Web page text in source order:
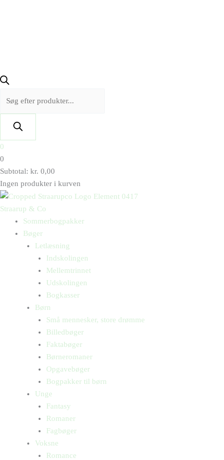
0
0
Subtotal: kr. 0,00
Ingen produkter i kurven
Straarup & Co
Sommerbogpakker
Bøger
Letlæsning
Indskolingen
Mellemtrinnet
Udskolingen
Bogkasser
Børn
Små mennesker, store drømme
Billedbøger
Faktabøger
Børneromaner
Opgavebøger
Bogpakker til børn
Unge
Fantasy
Romaner
Fagbøger
Voksne
Romance